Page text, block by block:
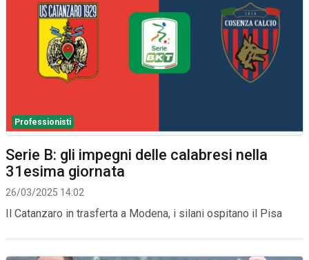
Professionisti
Serie B: gli impegni delle calabresi nella
31esima giornata
26/03/2025 14:02
Il Catanzaro in trasferta a Modena, i silani ospitano il Pisa